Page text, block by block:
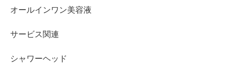
オールインワン美容液
サービス関連
シャワーヘッド